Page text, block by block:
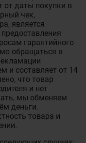
от даты покупки в
чек,
является
гарантийного
обращаться в
и составляет от 14
что товар
и нет
мы обменяем
деньги.
товара и